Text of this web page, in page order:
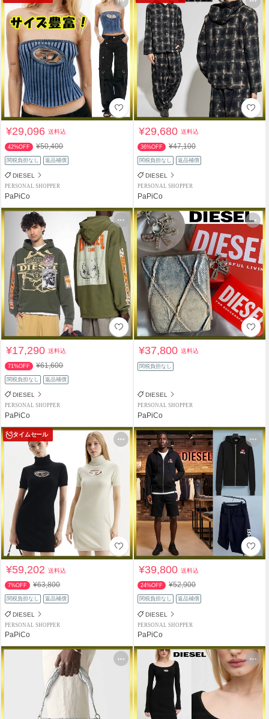
¥29,096送料込
42%OFF ¥50,400
関税負担なし 返品補償
DIESEL
PERSONAL SHOPPER
PaPiCo
¥29,680送料込
36%OFF ¥47,100
関税負担なし 返品補償
DIESEL
PERSONAL SHOPPER
PaPiCo
¥17,290送料込
71%OFF ¥61,600
関税負担なし 返品補償
DIESEL
PERSONAL SHOPPER
PaPiCo
¥37,800送料込
関税負担なし
DIESEL
PERSONAL SHOPPER
PaPiCo
タイムセール
¥59,202送料込
7%OFF ¥63,800
関税負担なし 返品補償
DIESEL
PERSONAL SHOPPER
PaPiCo
¥39,800送料込
24%OFF ¥52,900
関税負担なし 返品補償
DIESEL
PERSONAL SHOPPER
PaPiCo